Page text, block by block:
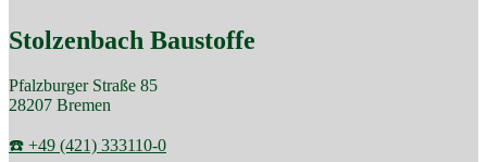
Stolzenbach Baustoffe
Pfalzburger Straße 85
28207 Bremen
☎️ +49 (421) 333110-0